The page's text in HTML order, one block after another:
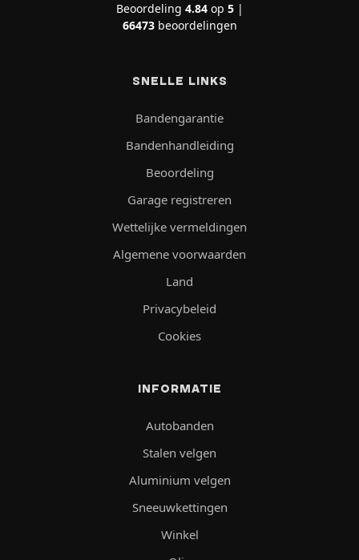
Beoordeling 4.84op 5|
66473beoordelingen
SNELLE LINKS
Bandengarantie
Bandenhandleiding
Beoordeling
Garage registreren
Wettelijke vermeldingen
Algemene voorwaarden
Land
Privacybeleid
Cookies
INFORMATIE
Autobanden
Stalen velgen
Aluminium velgen
Sneeuwkettingen
Winkel